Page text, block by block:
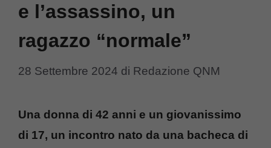
e l’assassino, un
ragazzo “normale”
28 Settembre 2024 di Redazione QNM
Una donna di 42 anni e un giovanissimo
di 17, un incontro nato da una bacheca di